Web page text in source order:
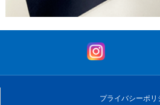
プライバシーポリ